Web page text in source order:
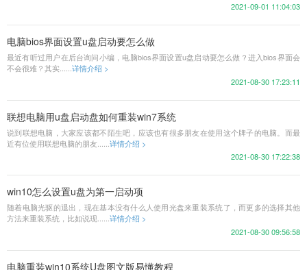
2021-09-01 11:04:03
电脑bios界面设置u盘启动要怎么做
最近有听过用户在后台询问小编，电脑bios界面设置u盘启动要怎么做？进入bios界面会
不会很难？其实......详情介绍 >
2021-08-30 17:23:11
联想电脑用u盘启动盘如何重装win7系统
说到联想电脑，大家应该都不陌生吧，应该也有很多朋友在使用这个牌子的电脑。而最
近有位使用联想电脑的朋友...... 详情介绍 >
2021-08-30 17:22:38
win10怎么设置u盘为第一启动项
随着电脑光驱的退出，现在基本没有什么人使用光盘来重装系统了，而更多的选择其他
方法来重装系统，比如说现......详情介绍 >
2021-08-30 09:56:58
电脑重装win10系统U盘图文版易懂教程